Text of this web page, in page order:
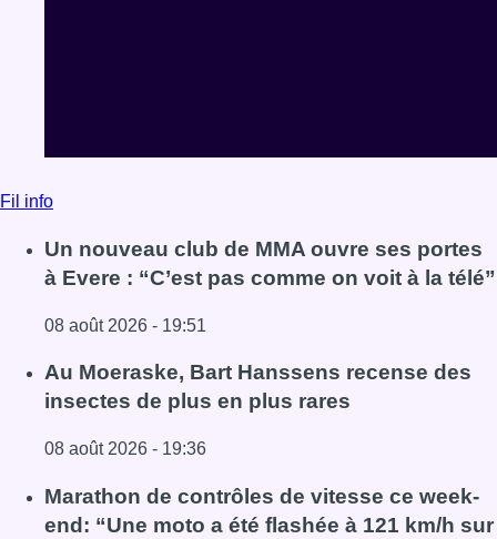
Fil info
Un nouveau club de MMA ouvre ses portes
à Evere : “C’est pas comme on voit à la télé”
08 août 2026 - 19:51
Lire l'article Un nouveau club de MMA ouvre ses portes à
Au Moeraske, Bart Hanssens recense des
insectes de plus en plus rares
08 août 2026 - 19:36
Lire l'article Au Moeraske, Bart Hanssens recense des
Marathon de contrôles de vitesse ce week-
end: “Une moto a été flashée à 121 km/h sur